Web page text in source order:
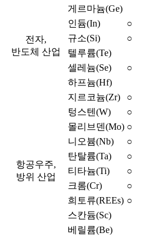
전자,
반도체 산업
게르마늄(Ge)
인듐(In)
○
규소(Si)
○
텔루륨(Te)
셀레늄(Se)
○
하프늄(Hf)
지르코늄(Zr)
○
항공우주,
방위 산업
텅스텐(W) ○
몰리브덴(Mo) ○
니오븀(Nb)
○
탄탈륨(Ta)
○
티타늄(Ti)
○
크롬(Cr)
○
희토류(REEs) ○
스칸듐(Sc)
베릴륨(Be)